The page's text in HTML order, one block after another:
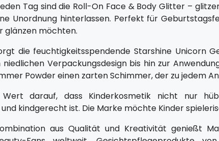
Tag sind die Roll-On Face & Body Glitter –
Unordnung hinterlassen. Perfekt für
glänzen möchten.
die feuchtigkeitsspendende Starshine Unicorn
Verpackungsdesign bis hin zur
Powder einen zarten Schimmer, der zu jedem
darauf, dass Kinderkosmetik nicht nur
kindgerecht ist. Die Marke möchte Kinder
aus Qualität und Kreativität genießt